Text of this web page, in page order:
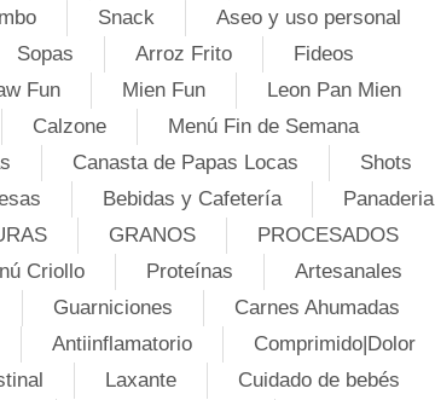
Snack
Aseo y uso personal
Sopas Arroz Frito
Fideos
Fun Mien Fun
Leon Pan Mien
Calzone
Menú Fin de Semana
Canasta de Papas Locas
Shots
Bebidas y Cafetería
Panaderia
GRANOS
PROCESADOS
Criollo Proteínas
Artesanales
Guarniciones
Carnes Ahumadas
Antiinflamatorio
Comprimido|Dolor
Laxante
Cuidado de bebés